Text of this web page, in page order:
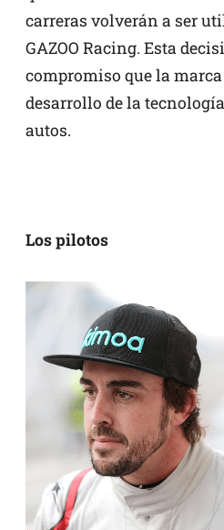
carreras volverán a ser
GAZOO Racing. Esta
compromiso que la
desarrollo de la
autos.
Los pilotos